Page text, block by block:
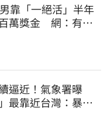
靠「一絕活」半年
萬獎金 網：有人
逼近！氣象署曝
最靠近台灣：暴風